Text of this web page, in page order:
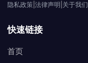
隐私政策 法律声明 关于我们
快速链接
首页